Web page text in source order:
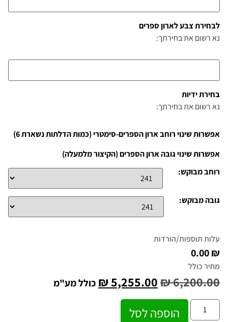
לבחירת צבע לארון ספרים
נא רשום את בחירתך:
בחירת ידיות
נא רשום את בחירתך:
אפשרות שינוי רוחב ארון הספרים-סימטרי (כמות הדלתות נשארת 6)
רוחב מבוקש:
אפשרות שינוי גובה ארון הספרים (הקיצור מלמעלה)
גובה מבוקש:
עלות תוספות/הורדות
₪ 0.00
מחיר כולל
₪6,200.00
₪5,255.00 כולל מע"מ
הוספה לסל